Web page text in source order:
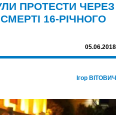
ПРОТЕСТИ ЧЕРЕЗ
16-РІЧНОГО
05.06.2018
Ігор ВІТОВИЧ